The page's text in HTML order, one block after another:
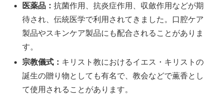
医薬品：抗菌作用、抗炎症作用、収斂作用などが期
待され、伝統医学で利用されてきました。口腔ケア
製品やスキンケア製品にも配合されることがありま
す。
宗教儀式： キリスト教におけるイエス・キリストの
誕生の贈り物としても有名で、教会などで薫香とし
て使用されることがあります。